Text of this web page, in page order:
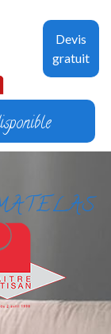
Devis
gratuit